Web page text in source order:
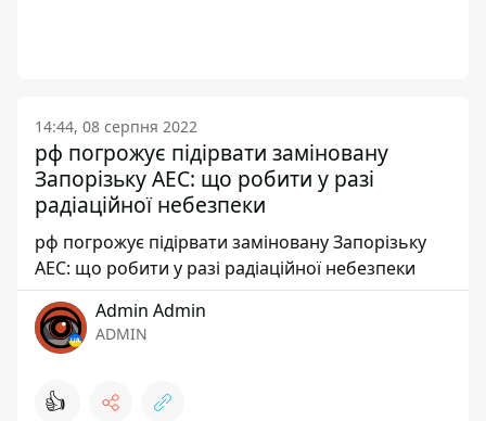
14:44, 08 серпня 2022
рф погрожує підірвати заміновану
Запорізьку АЕС: що робити у разі
радіаційної небезпеки
рф погрожує підірвати заміновану Запорізьку
АЕС: що робити у разі радіаційної небезпеки
Admin Admin
ADMIN
👍